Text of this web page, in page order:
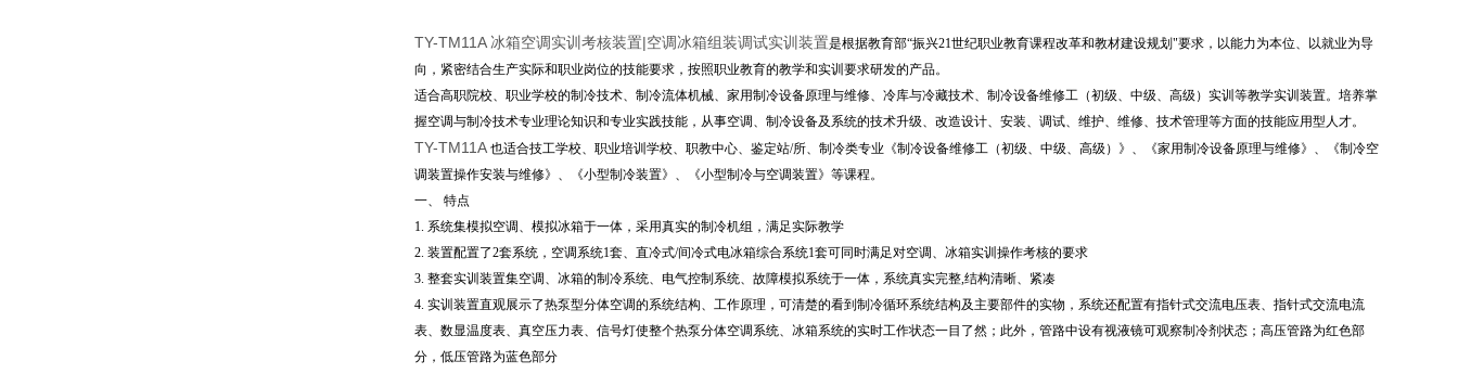
TY-TM11A 冰箱空调实训考核装置|空调冰箱组装调试实训装置是根据教育部“振兴21世纪职业教育课程改革和教材建设规划"要求，以能力为本位、以就业为导
向，紧密结合生产实际和职业岗位的技能要求，按照职业教育的教学和实训要求研发的产品。
适合高职院校、职业学校的制冷技术、制冷流体机械、家用制冷设备原理与维修、冷库与冷藏技术、制冷设备维修工（初级、中级、高级）实训等教学实训装置。培养掌
握空调与制冷技术专业理论知识和专业实践技能，从事空调、制冷设备及系统的技术升级、改造设计、安装、调试、维护、维修、技术管理等方面的技能应用型人才。
TY-TM11A 也适合技工学校、职业培训学校、职教中心、鉴定站/所、制冷类专业《制冷设备维修工（初级、中级、高级）》、《家用制冷设备原理与维修》、《制冷空
调装置操作安装与维修》、《小型制冷装置》、《小型制冷与空调装置》等课程。
一、 特点
1. 系统集模拟空调、模拟冰箱于一体，采用真实的制冷机组，满足实际教学
2. 装置配置了2套系统，空调系统1套、直冷式/间冷式电冰箱综合系统1套可同时满足对空调、冰箱实训操作考核的要求
3. 整套实训装置集空调、冰箱的制冷系统、电气控制系统、故障模拟系统于一体，系统真实完整,结构清晰、紧凑
4. 实训装置直观展示了热泵型分体空调的系统结构、工作原理，可清楚的看到制冷循环系统结构及主要部件的实物，系统还配置有指针式交流电压表、指针式交流电流
表、数显温度表、真空压力表、信号灯使整个热泵分体空调系统、冰箱系统的实时工作状态一目了然；此外，管路中设有视液镜可观察制冷剂状态；高压管路为红色部
分，低压管路为蓝色部分